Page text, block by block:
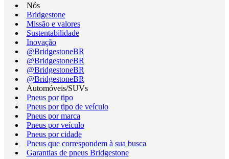
Nós
Bridgestone
Missão e valores
Sustentabilidade
Inovação
@BridgestoneBR
@BridgestoneBR
@BridgestoneBR
@BridgestoneBR
Automóveis/SUVs
Pneus por tipo
Pneus por tipo de veículo
Pneus por marca
Pneus por veículo
Pneus por cidade
Pneus que correspondem à sua busca
Garantias de pneus Bridgestone